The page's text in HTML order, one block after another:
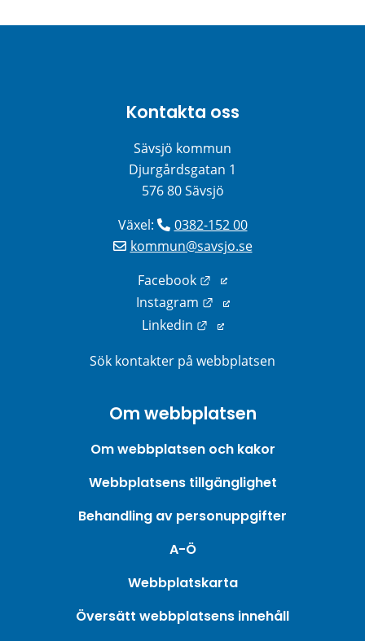
Kontakta oss
Sävsjö kommun
Djurgårdsgatan 1
576 80 Sävsjö
Växel:
0382-152 00
kommun@savsjo.se
Facebook
Länk till annan
Instagram
Länk till annan
Linkedin
Länk till annan webbplats.
Sök kontakter på webbplatsen
Om webbplatsen
Om webbplatsen och kakor
Webbplatsens tillgänglighet
Behandling av personuppgifter
A-Ö
Webbplatskarta
Översätt webbplatsens innehåll